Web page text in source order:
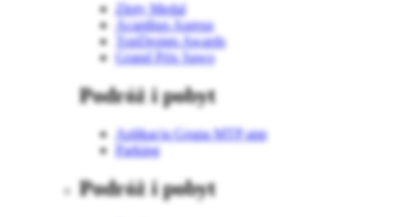
Złoty Medal
Acanthus Aureus
TopDesign Awards
Grand Prix Sawo
Podróż i pobyt
Aplikacja Grupa MTP app
Parking
Podróż i pobyt